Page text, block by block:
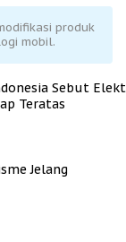
produk
mobil.
Sebut
Teratas
Jelang